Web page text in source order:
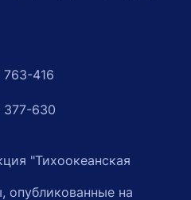
763-416
377-630
"Тихоокеанская
опубликованные на